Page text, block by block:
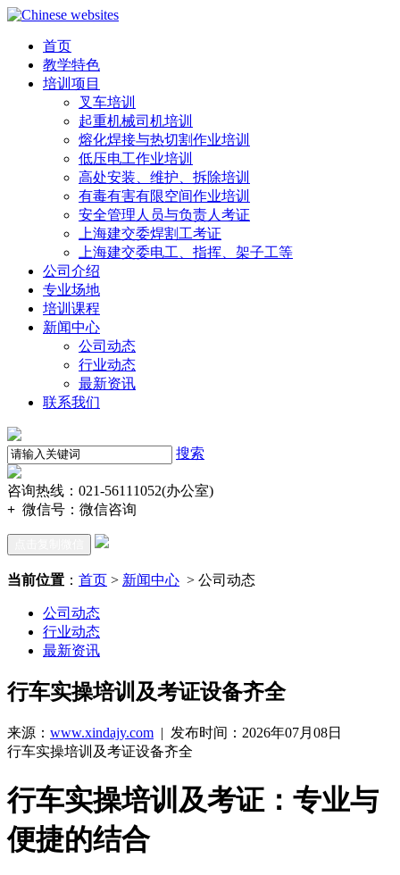
首页
教学特色
培训项目
叉车培训
起重机械司机培训
熔化焊接与热切割作业培训
低压电工作业培训
高处安装、维护、拆除培训
有毒有害有限空间作业培训
安全管理人员与负责人考证
上海建交委焊割工考证
上海建交委电工、指挥、架子工等
公司介绍
专业场地
培训课程
新闻中心
公司动态
行业动态
最新资讯
联系我们
搜索
咨询热线：021-56111052(办公室)
+ 微信号： 微信咨询
当前位置 ： 首页 > 新闻中心 > 公司动态
公司动态
行业动态
最新资讯
行车实操培训及考证设备齐全
来源： www.xindajy.com | 发布时间：2026年07月08日
行车实操培训及考证设备齐全
行车实操培训及考证：专业与
便捷的结合